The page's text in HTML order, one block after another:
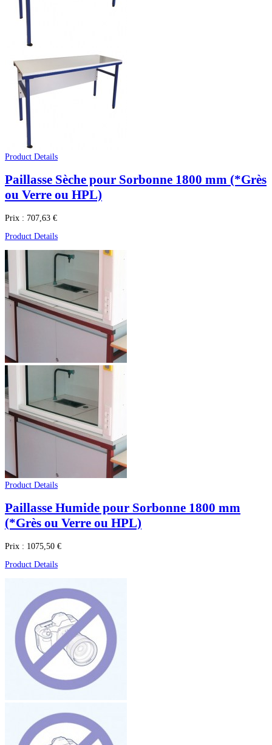
Product Details
Paillasse Sèche pour Sorbonne 1800 mm (*Grès
ou Verre ou HPL)
Prix : 707,63 €
Product Details
Product Details
Paillasse Humide pour Sorbonne 1800 mm
(*Grès ou Verre ou HPL)
Prix : 1075,50 €
Product Details